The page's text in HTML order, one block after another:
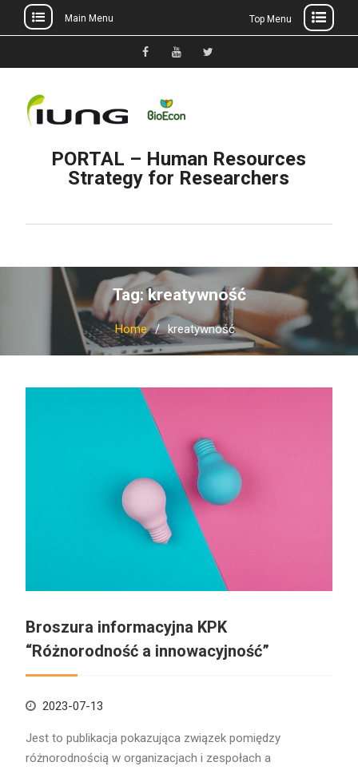
to
Main Menu Top Menu
FacebookYouTubeTwitter
PORTAL – Human Resources
Strategy for Researchers
Tag: kreatywność
Home kreatywność
Broszura informacyjna KPK
“Różnorodność a innowacyjność”
2023-07-13
Jest to publikacja pokazująca związek pomiędzy
różnorodnością w organizacjach i zespołach a